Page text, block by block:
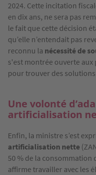
2024. Cette incitation
en dix ans, ne sera pas
le fait que cette décision
qu’elle n’entendait pas
reconnu la nécessité de
s'est montrée ouverte
pour trouver des
Une volonté
artificialisation
Enfin, la ministre s’est
artificialisation nette
50 % de la consommation
affirme travailler avec les